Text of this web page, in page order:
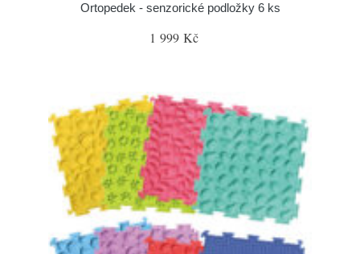
Ortopedek - senzorické podložky 6 ks
1 999 Kč